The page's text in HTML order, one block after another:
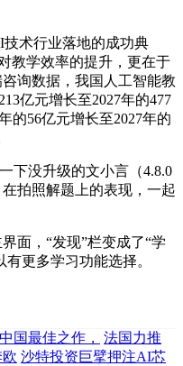
术行业落地的成功典
教学效率的提升，更在于
询数据，我国人工智能教
亿元增长至2027年的477
的56亿元增长至2027年的
没升级的文小言（4.8.0
拍照解题上的表现，一起
，“发现”栏变成了“学
更多学习功能选择。
国最佳之作，
法国力推
沙特投资巨擘押注AI芯